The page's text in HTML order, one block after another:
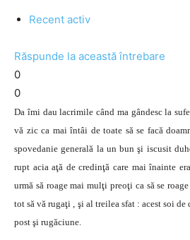
Recent activ
Răspunde la această întrebare
0
0
Da îmi dau lacrimile când ma gândesc la
vă zic ca mai întâi de toate să se facă
spovedanie generală la un bun şi iscusit
rupt acia aţă de credinţă care mai înainte
urmă să roage mai mulţi preoţi ca să se
tot să vă rugaţi , şi al treilea sfat : acest soi
post şi rugăciune.